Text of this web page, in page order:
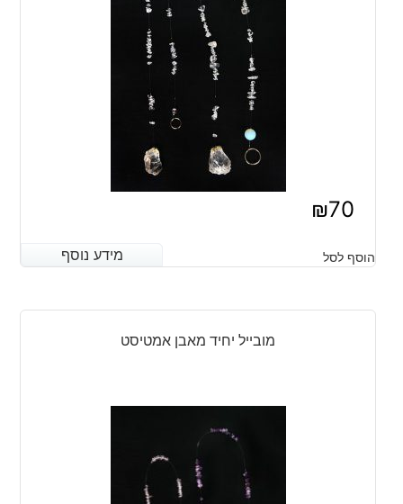
₪70
מידע נוסף הוסף לסל מידע נוסף
מובייל יחיד מאבן אמטיסט